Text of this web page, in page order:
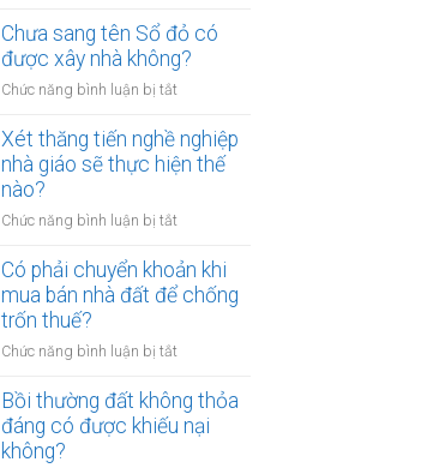
tại
UBND
cấp
lực
bao
ngân
hàng
phải
bảo
dữ
liệu
khách
hàng
như
Chưa sang tên Sổ đỏ có
được xây nhà không?
Chức năng bình luận bị tắt
sang
tên
Sổ
có
xây
nhà
Xét thăng tiến nghề nghiệp
nhà giáo sẽ thực hiện thế
nào?
Chức năng bình luận bị tắt
thăng
tiến
nhà
sẽ
thực
Có phải chuyển khoản khi
mua bán nhà đất để chống
trốn thuế?
Chức năng bình luận bị tắt
phải
chuyển
khoản
Bồi thường đất không thỏa
đáng có được khiếu nại
không?